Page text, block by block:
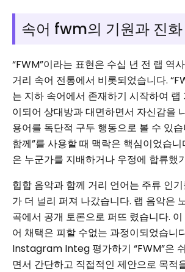
속어 fwm의 기원과 진화
“FWM”이라는 표현은 수십 년 전 랩 역
거리 속어 전통에서 비롯되었습니다.
는 지하 속어에서 존재하기 시작하여 랩
이되어 상대방과 대면하면서 자신감을
용어를 독단적 구두 행동으로 볼 수 있
함께”를 사용할 때 맥락은 핵심이었습
은 누군가를 지배하거나 우정에 합류했
힙합 음악과 함께 거리 언어는 주류 인
가 더 널리 퍼져 나갔습니다. 랩 음악은
곡에서 공개 토론으로 퍼뜨 렸습니다.
어 채택은 피할 수없는 과정이되었습
Instagram Integ 평가하기 “FWM”은
면서 간단하고 직접적인 제안으로 목적